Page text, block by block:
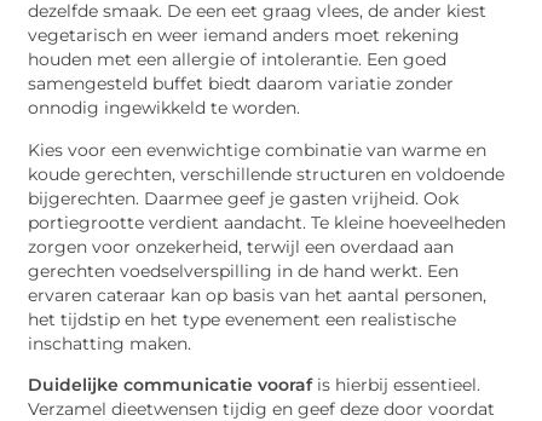
dezelfde smaak. De een eet graag vlees, de ander kiest
vegetarisch en weer iemand anders moet rekening
houden met een allergie of intolerantie. Een goed
samengesteld buffet biedt daarom variatie zonder
onnodig ingewikkeld te worden.
Kies voor een evenwichtige combinatie van warme en
koude gerechten, verschillende structuren en voldoende
bijgerechten. Daarmee geef je gasten vrijheid. Ook
portiegrootte verdient aandacht. Te kleine hoeveelheden
zorgen voor onzekerheid, terwijl een overdaad aan
gerechten voedselverspilling in de hand werkt. Een
ervaren cateraar kan op basis van het aantal personen,
het tijdstip en het type evenement een realistische
inschatting maken.
Duidelijke communicatie voorafis hierbij essentieel.
Verzamel dieetwensen tijdig en geef deze door voordat